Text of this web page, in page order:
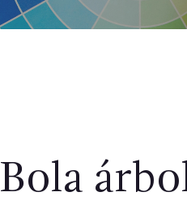
Bola